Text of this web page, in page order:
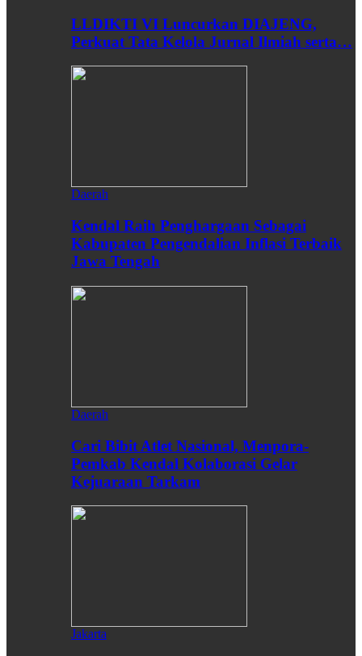
LLDIKTI VI Luncurkan DIAJENG,
Perkuat Tata Kelola Jurnal Ilmiah serta…
Daerah
Kendal Raih Penghargaan Sebagai
Kabupaten Pengendalian Inflasi Terbaik
Jawa Tengah
Daerah
Cari Bibit Atlet Nasional, Menpora-
Pemkab Kendal Kolaborasi Gelar
Kejuaraan Tarkam
Jakarta